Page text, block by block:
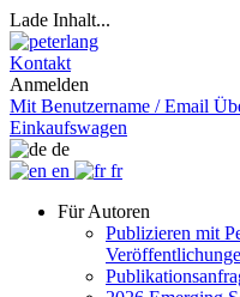
Lade Inhalt...
Kontakt
Anmelden
Mit Benutzername / Email
Einkaufswagen
de
en
fr
Für Autoren
Publizieren mit